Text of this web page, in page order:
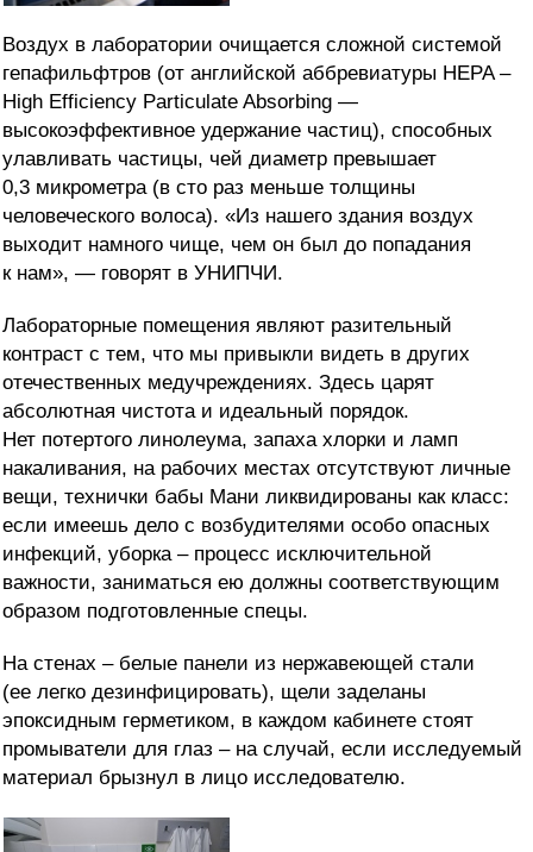
Воздух в лаборатории очищается сложной системой
гепафильфтров (от английской аббревиатуры HEPA –
High Efficiency Particulate Absorbing —
высокоэффективное удержание частиц), способных
улавливать частицы, чей диаметр превышает
0,3 микрометра (в сто раз меньше толщины
человеческого волоса). «Из нашего здания воздух
выходит намного чище, чем он был до попадания
к нам», — говорят в УНИПЧИ.
Лабораторные помещения являют разительный
контраст с тем, что мы привыкли видеть в других
отечественных медучреждениях. Здесь царят
абсолютная чистота и идеальный порядок.
Нет потертого линолеума, запаха хлорки и ламп
накаливания, на рабочих местах отсутствуют личные
вещи, технички бабы Мани ликвидированы как класс:
если имеешь дело с возбудителями особо опасных
инфекций, уборка – процесс исключительной
важности, заниматься ею должны соответствующим
образом подготовленные спецы.
На стенах – белые панели из нержавеющей стали
(ее легко дезинфицировать), щели заделаны
эпоксидным герметиком, в каждом кабинете стоят
промыватели для глаз – на случай, если исследуемый
материал брызнул в лицо исследователю.